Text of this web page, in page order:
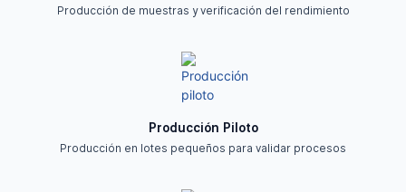
Producción de muestras y verificación del rendimiento
Producción Piloto
Producción en lotes pequeños para validar procesos